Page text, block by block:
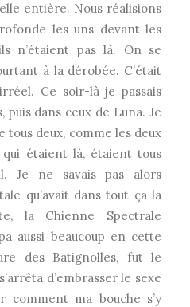
entière. Nous réalisions
les uns devant les
n’étaient pas là. On se
à la dérobée. C’était
Ce soir-là je passais
puis dans ceux de Luna. Je
tous deux, comme les deux
qui étaient là, étaient tous
Je ne savais pas alors
qu’avait dans tout ça la
la Chienne Spectrale
aussi beaucoup en cette
des Batignolles, fut le
d’embrasser le sexe
comment ma bouche s’y